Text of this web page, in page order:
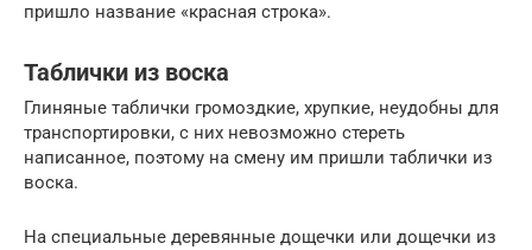
пришло название «красная строка».
Таблички из воска
Глиняные таблички громоздкие, хрупкие, неудобны для
транспортировки, с них невозможно стереть
написанное, поэтому на смену им пришли таблички из
воска.
На специальные деревянные дощечки или дощечки из